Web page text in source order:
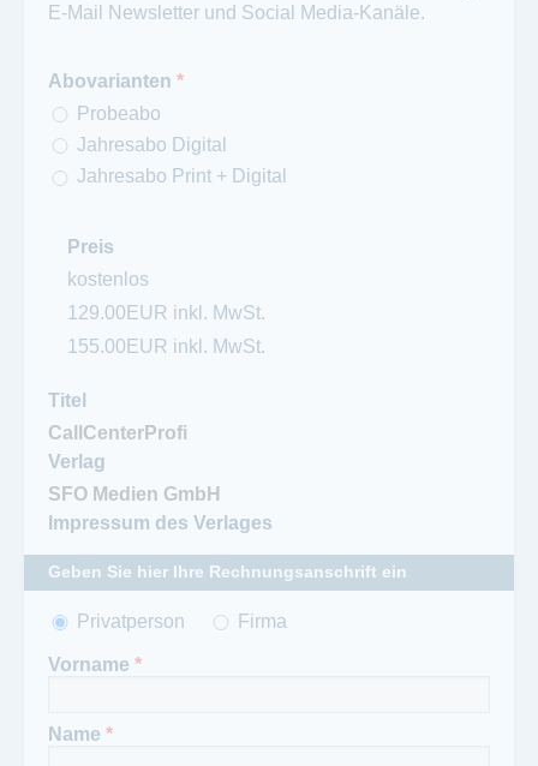
E-Mail Newsletter und Social Media-Kanäle.
Abovarianten *
Probeabo
Jahresabo Digital
Jahresabo Print + Digital
Preis
kostenlos
129.00EUR inkl. MwSt.
155.00EUR inkl. MwSt.
Titel
Verlag
Impressum des Verlages
Geben Sie hier Ihre Rechnungsanschrift ein
Anrede*
Privatperson Firma
Vorname *
Name *